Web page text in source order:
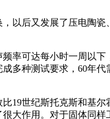
以后又发展了压电陶
率可达每小时一周以
多种测试要求，60年
19世纪斯托克斯和基
大作用。对于固体同